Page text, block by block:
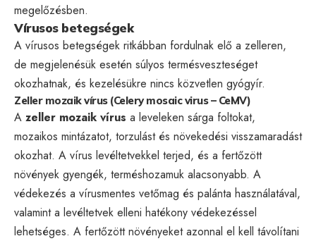
megelőzésben.
Vírusos betegségek
A vírusos betegségek ritkábban fordulnak elő a zelleren,
de megjelenésük esetén súlyos termésveszteséget
okozhatnak, és kezelésükre nincs közvetlen gyógyír.
Zeller mozaik vírus (Celery mosaic virus – CeMV)
A zeller mozaik vírus a leveleken sárga foltokat,
mozaikos mintázatot, torzulást és növekedési visszamaradást
okozhat. A vírus levéltetvekkel terjed, és a fertőzött
növények gyengék, terméshozamuk alacsonyabb. A
védekezés a vírusmentes vetőmag és palánta használatával,
valamint a levéltetvek elleni hatékony védekezéssel
lehetséges. A fertőzött növényeket azonnal el kell távolítani